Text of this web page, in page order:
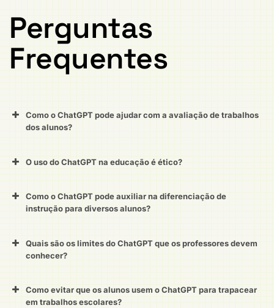
Perguntas
Frequentes
Como o ChatGPT pode ajudar com a avaliação de trabalhos
dos alunos?
O uso do ChatGPT na educação é ético?
Como o ChatGPT pode auxiliar na diferenciação de
instrução para diversos alunos?
Quais são os limites do ChatGPT que os professores devem
conhecer?
Como evitar que os alunos usem o ChatGPT para trapacear
em trabalhos escolares?